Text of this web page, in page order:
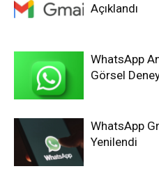
Açıklandı
WhatsApp
Görsel
WhatsApp
Yenilendi